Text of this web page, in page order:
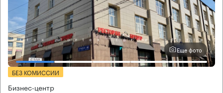
Еще фото
БЕЗ КОМИССИИ
Бизнес-центр